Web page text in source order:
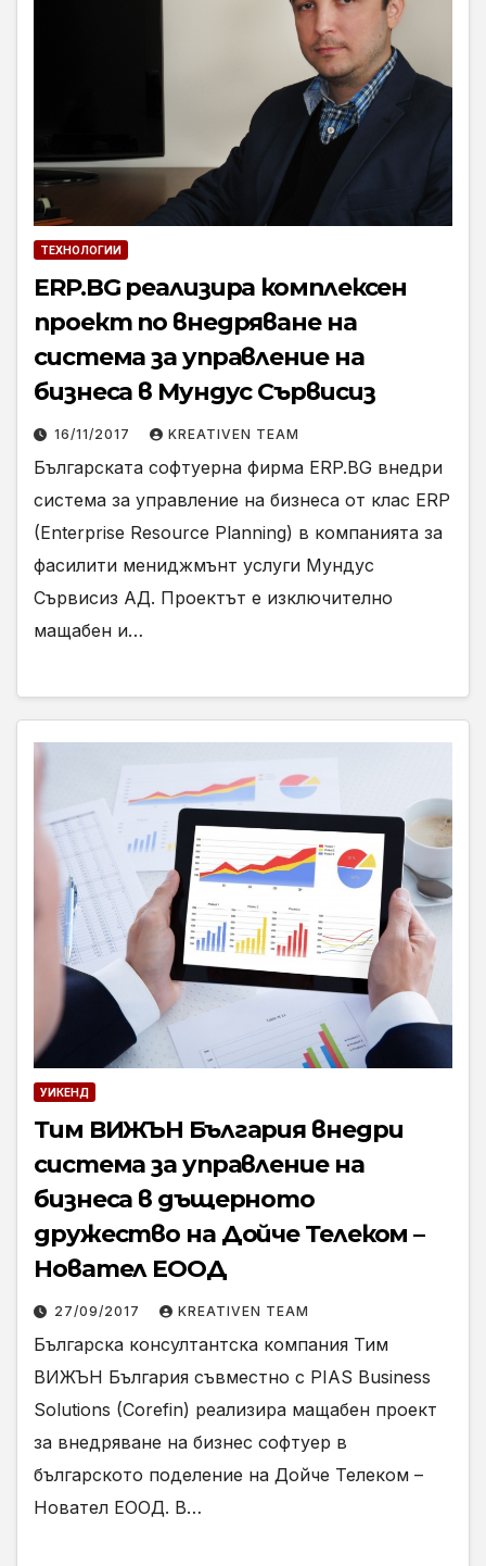
ТЕХНОЛОГИИ
ERP.BG реализира комплексен
проект по внедряване на
система за управление на
бизнеса в Мундус Сървисиз
16/11/2017 KREATIVEN TEAM
Българската софтуерна фирма ERP.BG внедри
система за управление на бизнеса от клас ERP
(Enterprise Resource Planning) в компанията за
фасилити мениджмънт услуги Мундус
Сървисиз АД. Проектът е изключително
мащабен и…
УИКЕНД
Тим ВИЖЪН България внедри
система за управление на
бизнеса в дъщерното
дружество на Дойче Телеком –
Новател ЕООД
27/09/2017 KREATIVEN TEAM
Българска консултантска компания Тим
ВИЖЪН България съвместно с PIAS Business
Solutions (Corefin) реализира мащабен проект
за внедряване на бизнес софтуер в
българското поделение на Дойче Телеком –
Новател ЕООД. В…